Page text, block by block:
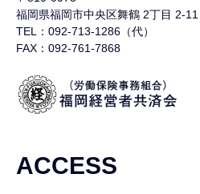
福岡県福岡市中央区舞鶴 2丁目 2-
TEL：092-713-1286（代）
FAX：092-761-7868
ACCESS